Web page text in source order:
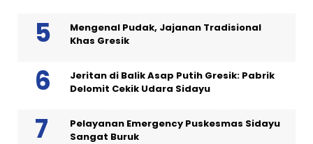
Mengenal Pudak, Jajanan Tradisional
Khas Gresik
Jeritan di Balik Asap Putih Gresik: Pabrik
Delomit Cekik Udara Sidayu
Pelayanan Emergency Puskesmas Sidayu
Sangat Buruk